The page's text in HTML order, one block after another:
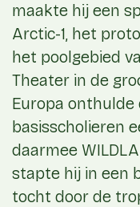
maakte hij een
Arctic-1, het
het poolgebied
Theater in de
Europa
basisscholieren
daarmee
stapte hij in een
tocht door de